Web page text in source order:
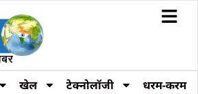
खेल टेक्नोलॉजी धरम-करम